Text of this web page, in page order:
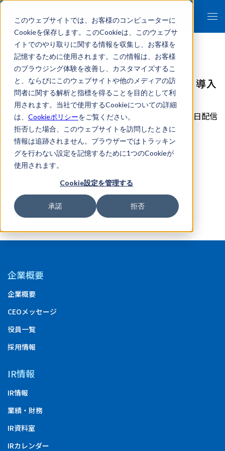
このウェブサイトでは、お客様のコンピューターに
Cookieを保存します。このCookieは、このウェブサ
イトでのやり取りに関する情報を収集し、お客様を
記憶するために使用されます。この情報は、お客様
のブラウジング体験を改善し、カスタマイズするこ
と、ならびにこのウェブサイトや他のメディアの訪
問者に関する解析と指標を得ることを目的として利
用されます。当社で使用するCookieについての詳細
は、 Cookieポリシーをご覧ください。
拒否した場合、このウェブサイトを訪問したときに
情報は追跡されません。ブラウザーではトラッキン
グを行わない設定を記憶するために1つのCookieが
使用されます。
Cookie設定を管理する
承諾 拒否
昭和電工株式会社様をKIBIT - Connect 導入
ユーザーとして掲載いたしました。
2020年02月06日配信
一覧に戻る
企業概要
企業概要
CEOメッセージ
役員一覧
採用情報
IR情報
IR情報
業績・財務
IR資料室
IRカレンダー